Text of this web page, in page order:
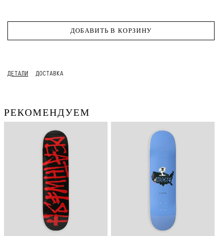
ДОБАВИТЬ В КОРЗИНУ
ДЕТАЛИ ДОСТАВКА
РЕКОМЕНДУЕМ